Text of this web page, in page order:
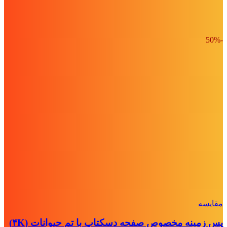
-50%
مقايسه
پس زمینه مخصوص صفحه دسکتاپ با تم حیوانات (۴K)